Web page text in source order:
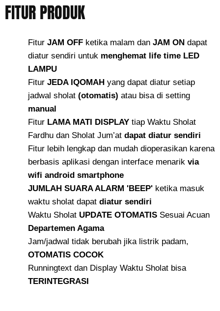
FITUR PRODUK
FiturJAM OFF ketika malam danJAM ON dapat
diatur sendiri untuk menghemat life time LED
LAMPU
Fitur JEDA IQOMAH yang dapat diatur setiap
jadwal sholat(otomatis) atau bisa di setting
manual
Fitur LAMA MATI DISPLAY tiap Waktu Sholat
Fardhu dan Sholat Jum’atdapat diatur sendiri
Fitur lebih lengkap dan mudah dioperasikan karena
berbasis aplikasi dengan interface menarikvia
wifi android smartphone
JUMLAH SUARA ALARM 'BEEP' ketika masuk
waktu sholat dapatdiatur sendiri
Waktu Sholat UPDATE OTOMATIS Sesuai Acuan
Departemen Agama
Jam/jadwal tidak berubah jika listrik padam,
OTOMATIS COCOK
Runningtext dan Display Waktu Sholat bisa
TERINTEGRASI